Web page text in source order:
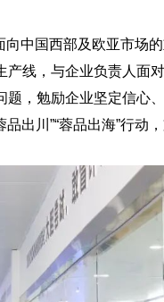
中国西部及欧亚市场
线，与企业负责人面
，勉励企业坚定信心
出川”“蓉品出海”行动